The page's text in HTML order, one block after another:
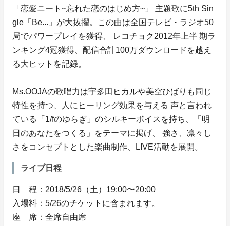
「恋愛ニート~忘れた恋のはじめ方~」 主題歌に5th Sin
gle「Be...」が大抜擢。この曲は全国テレビ・ラジオ50
局でパワープレイを獲得、 レコチョク2012年上半 期ラ
ンキング4冠獲得、配信合計100万ダウンロードを越え
る大ヒットを記録。
Ms.OOJAの歌唱力は宇多田ヒカルや美空ひばりも同じ
特性を持つ、人にヒーリング効果を与える 声と言われ
ている「1/fのゆらぎ」のシルキーボイスを持ち、「明
日のあなたをつくる」をテーマに掲げ、 強さ、凛々し
さをコンセプトとした楽曲制作、LIVE活動を展開。
ライブ日程
日 程：2018/5/26（土）19:00〜20:00
入場料：5/26のチケットに含まれます。
座 席：全席自由席